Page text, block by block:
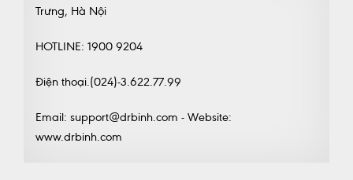
Trưng, Hà Nội
HOTLINE: 1900 9204
Điện thoại.(024)-3.622.77.99
Email: support@drbinh.com - Website:
www.drbinh.com